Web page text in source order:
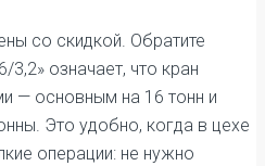
со скидкой. Обратите
3,2» означает, что кран
— основным на 16 тонн и
Это удобно, когда в цехе
операции: не нужно